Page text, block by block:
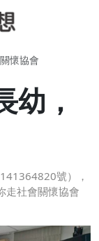
懷協會
幼，
號），
走社會關懷協會